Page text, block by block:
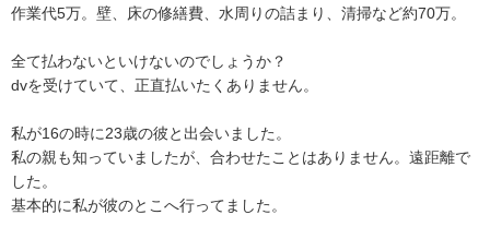
作業代5万。壁、床の修繕費、水周りの詰まり、清掃など約70万。
全て払わないといけないのでしょうか？
dvを受けていて、正直払いたくありません。
私が16の時に23歳の彼と出会いました。
私の親も知っていましたが、合わせたことはありません。遠距離で
した。
基本的に私が彼のとこへ行ってました。